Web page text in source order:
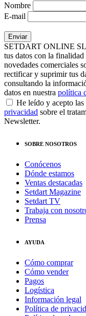
Nombre
E-mail
SETDART ONLINE SL,
tus datos con la
novedades comerciales
rectificar y suprimir tus
consultando la
datos en nuestra política
He leído y acepto
privacidad sobre el
Newsletter.
SOBRE NOSOTROS
Conócenos
Dónde estamos
Ventas destacadas
Setdart Magazine
Setdart TV
Trabaja con
Prensa
AYUDA
Cómo comprar
Cómo vender
Pagos
Logística
Información legal
Política de